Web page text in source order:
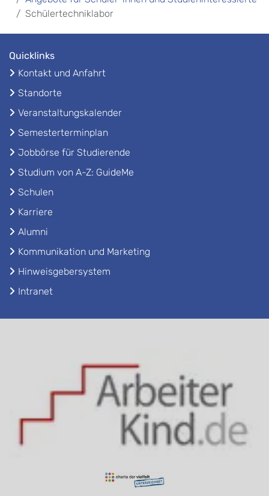
Schülertechniklabor
Quicklinks
Kontakt und Anfahrt
Standorte
Veranstaltungskalender
Semesterterminplan
Jobbörse für Studierende
Studium von A-Z: GuideMe
Schulen
Karriere
Alumni
Kommunikation und Marketing
Hinweisgebersystem
Intranet